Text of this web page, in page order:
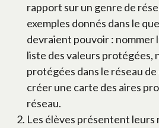
rapport sur un genre de
exemples donnés dans le
devraient pouvoir : nommer
liste des valeurs protégées,
protégées dans le réseau
créer une carte des aires
réseau.
Les élèves présentent leurs